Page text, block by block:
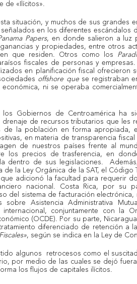
de «Ilícitos».
situación, y muchos de sus grandes
en los diferentes escándalos
Papers, en donde salieron a luz
y propiedades, entre otros
que residen. Otros como los
fiscales de personas y
en planificación fiscal ofrecieron
offshore que se registraban
ni se operaba
Gobiernos de Centroamérica ha
de recursos tributarios que les
de la población en forma apropiada,
en materia de transparencia
de nuestros países frente al
los precios de trasferencia, en
dentro de sus legislaciones.
la Ley Orgánica de la SAT, el Código
adicionó la facultad para requerir
nacional. Costa Rica, por su
del sistema de facturación electrónica,
sobre Asistencia Administrativa
conjuntamente con la
(OCDE). Por su parte,
diferenciado de retención a
, según se indica en la Ley de
algunos retrocesos como el
por medio de las cuales se dejó
los flujos de capitales ilícitos.